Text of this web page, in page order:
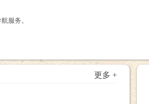
服务。
更多 +